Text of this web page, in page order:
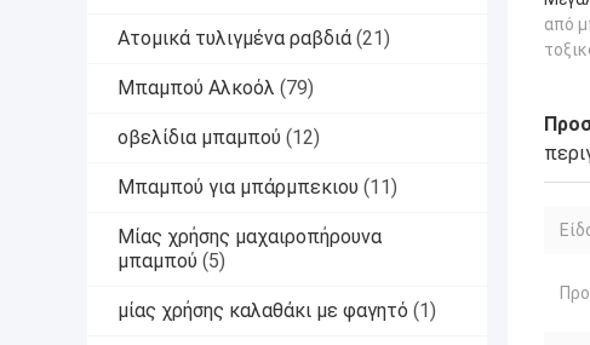
Ατομικά τυλιγμένα ραβδιά (21)
Μπαμπού Αλκοόλ (79)
οβελίδια μπαμπού (12)
Μπαμπού για μπάρμπεκιου (11)
Μίας χρήσης μαχαιροπήρουνα
μπαμπού (5)
μίας χρήσης καλαθάκι με φαγητό (1)
από